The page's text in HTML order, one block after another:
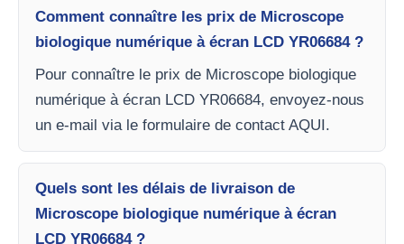
Comment connaître les prix de Microscope
biologique numérique à écran LCD YR06684 ?
Pour connaître le prix de Microscope biologique
numérique à écran LCD YR06684, envoyez-nous
un e-mail via le formulaire de contact AQUI.
Quels sont les délais de livraison de
Microscope biologique numérique à écran
LCD YR06684 ?